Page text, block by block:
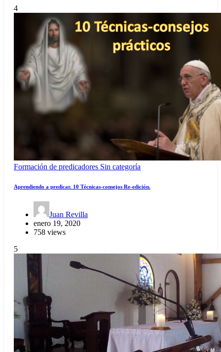
4
Formación de predicadores Sin categoría
Aprendiendo a predicar. 10 Técnicas-consejos Re-edición.
Juan Revilla
enero 19, 2020
758 views
5